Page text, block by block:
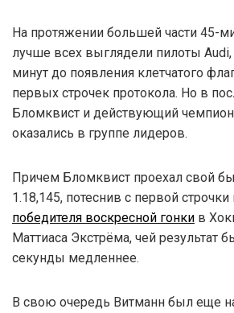
На протяжении большей части 45-
лучше всех выглядели пилоты
минут до появления клетчатого
первых строчек протокола. Но в
Бломквист и действующий
оказались в группе лидеров.
Причем Бломквист проехал свой
1.18,145, потеснив с первой строчки
победителя воскресной гонки в
Маттиаса Экстрёма, чей результат
секунды медленнее.
В свою очередь Витманн был еще